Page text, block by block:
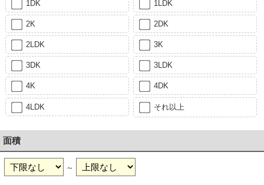
1DK 1LDK
2K 2DK
2LDK 3K
3DK 3LDK
4K 4DK
4LDK それ以上
面積
～